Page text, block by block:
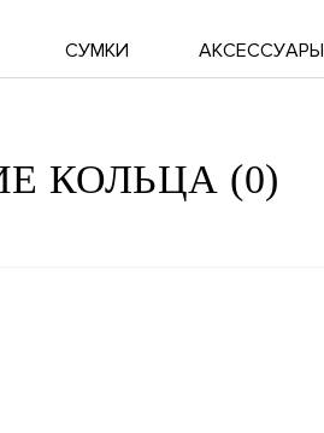
СУМКИ АКСЕССУАРЫ
КОЛЬЦА (0)